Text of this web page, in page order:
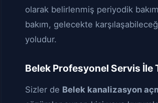
olarak belirlenmiş periyodik
bakım, gelecekte
yoludur.
Belek Profesyonel Servis İle
Sizler de Belek kanalizasyon